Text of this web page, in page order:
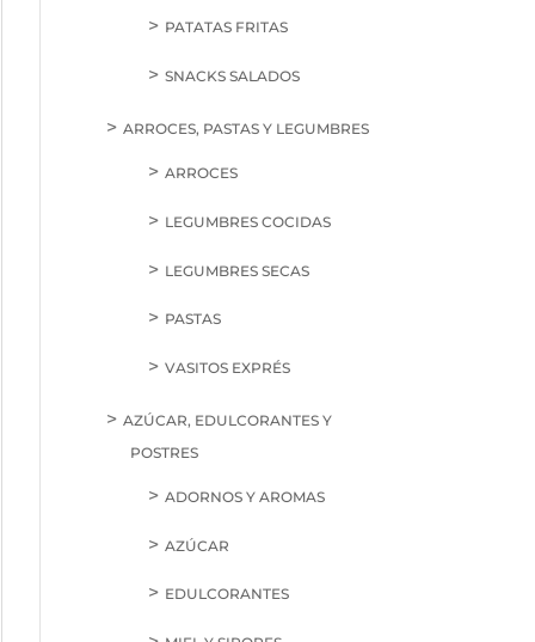
PATATAS FRITAS
SNACKS SALADOS
ARROCES, PASTAS Y LEGUMBRES
ARROCES
LEGUMBRES COCIDAS
LEGUMBRES SECAS
PASTAS
VASITOS EXPRÉS
AZÚCAR, EDULCORANTES Y
POSTRES
ADORNOS Y AROMAS
AZÚCAR
EDULCORANTES